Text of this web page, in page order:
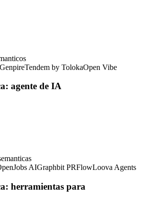
GenpireTendem by TolokaOpen Vibe
agente de IA
AIGraphbit PRFlowLoova Agents
herramientas para